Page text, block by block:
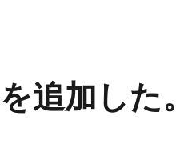
追加した。